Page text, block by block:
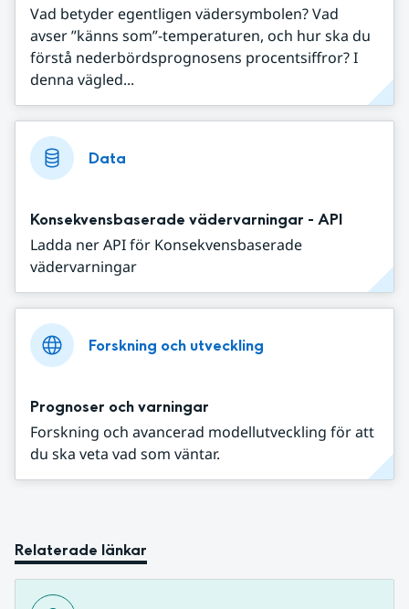
Vad betyder egentligen vädersymbolen? Vad
avser ”känns som”-temperaturen, och hur ska du
förstå nederbördsprognosens procentsiffror? I
denna vägled...
Data
Konsekvensbaserade vädervarningar - API
Ladda ner API för Konsekvensbaserade
vädervarningar
Forskning och utveckling
Prognoser och varningar
Forskning och avancerad modellutveckling för att
du ska veta vad som väntar.
Relaterade länkar